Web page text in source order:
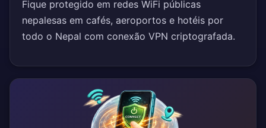
Fique protegido em redes WiFi públicas
nepalesas em cafés, aeroportos e hotéis por
todo o Nepal com conexão VPN criptografada.